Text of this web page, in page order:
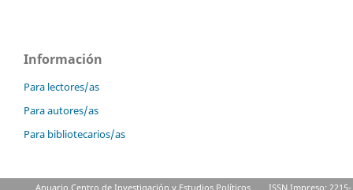
Información
Para lectores/as
Para autores/as
Para bibliotecarios/as
Anuario Centro de Investigación y Estudios Políticos ISSN Impreso: 2215-